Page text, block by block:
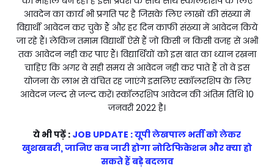
आवदेन का कार्य भी प्रगति पर है जिसके लिए लाखों की संख्या में
विद्यार्थी आवेदन कर चुके हैं और हर दिन काफी संख्या में आवेदन किये
जा रहे हैं। लेकिन तमाम विद्यार्थी ऐसे हैं जो किसी न किसी वजह से अभी
तक आवेदन नही कर पाए हैं। विद्यार्थियों को इस बात का ध्यान रखना
चाहिए कि अगर वे सही समय से आवेदन नही कर पाते हैं तो वे इस
योजना के लाभ से वंचित रह जाएंगे इसलिए स्कॉलरशिप के लिए
आवेदन जल्द से जल्द करें। स्कॉलरशिप आवेदन की अंतिम तिथि 10
जनवरी 2022 है।
ये भी पढ़ें : JOB UPDATE : यूपी लेखपाल भर्ती को लेकर
खुशखबरी, जानिए कब जारी होगा नोटिफिकेशन और क्या हो
सकते हैं बड़े बदलाव